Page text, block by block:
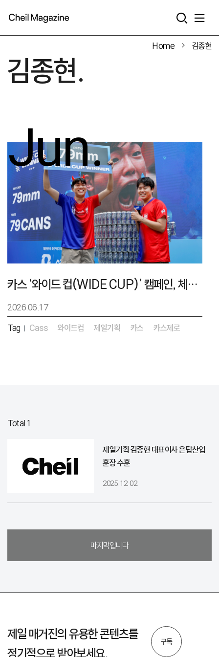
Home 김종현
김종현.
Jun.
카스 ‘와이드 컵(WIDE CUP)’ 캠페인, 체코戰 승리 함성 키웠다
2026.06.17
Tag | Cass 와이드컵 제일기획 카스 카스제로
Total 1
제일기획 김종현 대표이사 은탑산업
훈장 수훈
2025. 12. 02
마지막입니다
제일 매거진의 유용한 콘텐츠를
정기적으로 받아보세요.
구독